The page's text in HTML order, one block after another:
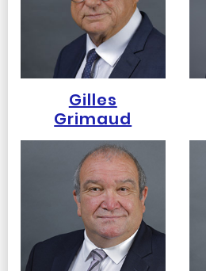
Gilles
Grimaud